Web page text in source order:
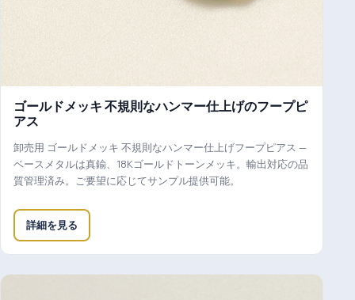
ゴールドメッキ 不規則なハンマー仕上げのフープピ
アス
卸売用 ゴールドメッキ 不規則なハンマー仕上げフープピアス —
ベースメタルは真鍮、18Kゴールドトーンメッキ。輸出対応の品
質管理済み。ご要望に応じてサンプル提供可能。
詳細を見る